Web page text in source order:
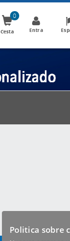
Cesta
0
Entra
Politica sobre